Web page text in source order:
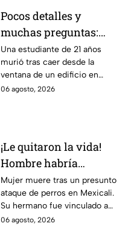
Pocos detalles y
muchas preguntas:
estudiante pierde la
vida tras caer desde la
ventana abierta de un
edificio
Una estudiante de 21 años
murió tras caer desde la
ventana de un edificio en
Seattle. Autoridades
06 agosto, 2026
¡Le quitaron la vida!
Hombre habría
ordenado ataque de
perros contra su
hermana en Mexicali
Mujer muere tras un presunto
ataque de perros en Mexicali.
Su hermano fue vinculado a
proceso por feminicidio
06 agosto, 2026